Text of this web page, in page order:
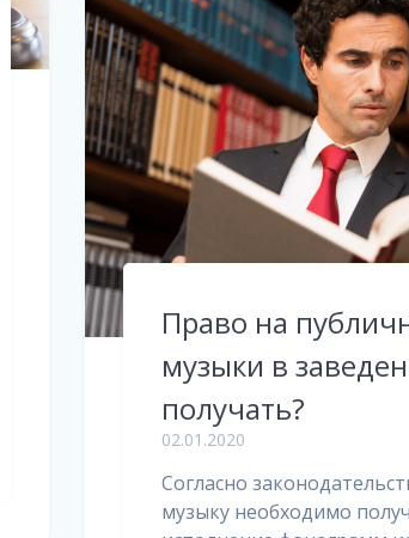
Право на
музыки в
получать?
02.01.2020
Согласно
музыку необходимо